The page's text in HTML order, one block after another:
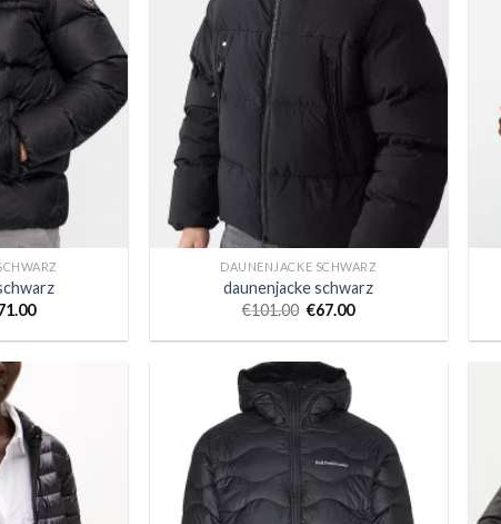
DAUNENJACKE SCHWARZ
daunenjacke schwarz
€101.00 €67.00